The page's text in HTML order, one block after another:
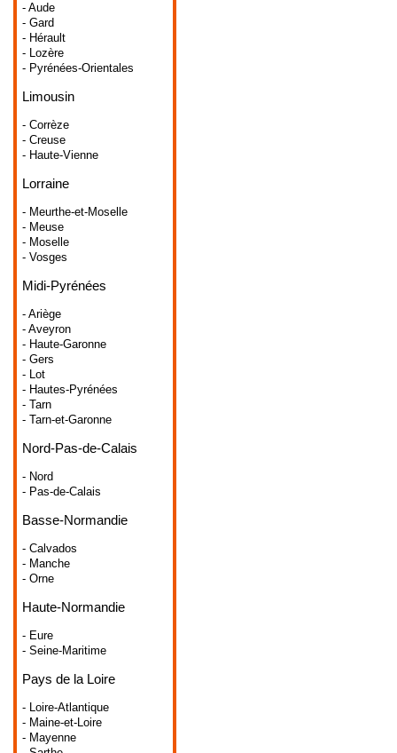
- Aude
- Gard
- Hérault
- Lozère
- Pyrénées-Orientales
Limousin
- Corrèze
- Creuse
- Haute-Vienne
Lorraine
- Meurthe-et-Moselle
- Meuse
- Moselle
- Vosges
Midi-Pyrénées
- Ariège
- Aveyron
- Haute-Garonne
- Gers
- Lot
- Hautes-Pyrénées
- Tarn
- Tarn-et-Garonne
Nord-Pas-de-Calais
- Nord
- Pas-de-Calais
Basse-Normandie
- Calvados
- Manche
- Orne
Haute-Normandie
- Eure
- Seine-Maritime
Pays de la Loire
- Loire-Atlantique
- Maine-et-Loire
- Mayenne